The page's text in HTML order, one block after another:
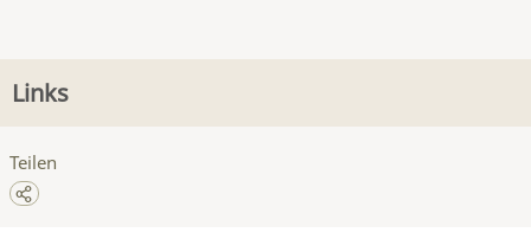
Links
Teilen